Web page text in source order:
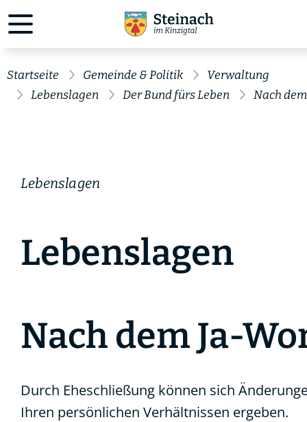
Startseite Gemeinde & Politik
Verwaltung
Lebenslagen
Der Bund fürs Leben Nach
Lebenslagen
Lebenslagen
Nach dem Ja-
Durch Eheschließung können sich
Ihren persönlichen Verhältnissen ergeben.